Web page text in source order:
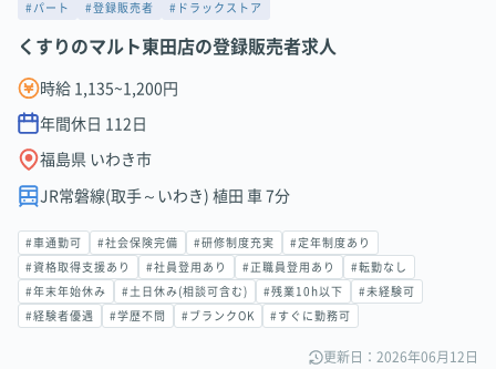
#パート #登録販売者 #ドラックストア
くすりのマルト東田店の登録販売者求人
時給 1,135~1,200円
年間休日 112 日
福島県 いわき市
JR常磐線(取手～いわき) 植田 車 7分
#車通勤可 #社会保険完備 #研修制度充実 #定年制度あり
#資格取得支援あり #社員登用あり #正職員登用あり #転勤なし
#年末年始休み #土日休み(相談可含む) #残業10h以下 #未経験可
#経験者優遇 #学歴不問 #ブランクOK #すぐに勤務可
更新日：2026年06月12日